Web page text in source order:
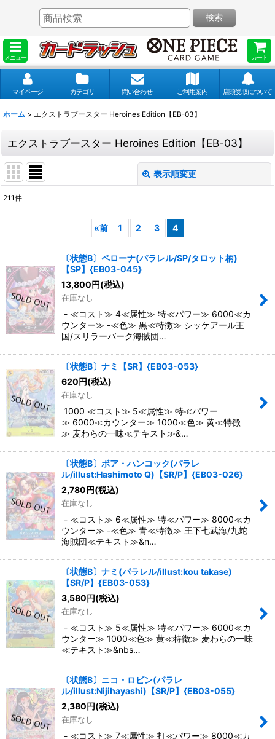
メニュー カート
検索
マイページ カテゴリ 問い合わせ ご利用案内 店頭受取について
ホーム > エクストラブースター Heroines Edition【EB-03】
エクストラブースター Heroines Edition【EB-03】
表示順変更
絞り込む
211件
«前 1 2 3 4
〔状態B〕ペローナ(パラレル/SP/タロット柄)
【SP】{EB03-045}
13,800円(税込)
在庫なし
- ≪コスト≫ 4≪属性≫ 特≪パワー≫ 6000≪カ
ウンター≫ -≪色≫ 黒≪特徴≫ シッケアール王
国/スリラーバーク海賊団…
〔状態B〕ナミ【SR】{EB03-053}
620円(税込)
在庫なし
1000 ≪コスト≫ 5≪属性≫ 特≪パワー
≫ 6000≪カウンター≫ 1000≪色≫ 黄≪特徴
≫ 麦わらの一味≪テキスト≫&…
〔状態B〕ボア・ハンコック(パラレ
ル/illust:Hashimoto Q)【SR/P】{EB03-026}
2,780円(税込)
在庫なし
- ≪コスト≫ 6≪属性≫ 特≪パワー≫ 8000≪カ
ウンター≫ -≪色≫ 青≪特徴≫ 王下七武海/九蛇
海賊団≪テキスト≫&n…
〔状態B〕ナミ(パラレル/illust:kou takase)
【SR/P】{EB03-053}
3,580円(税込)
在庫なし
- ≪コスト≫ 5≪属性≫ 特≪パワー≫ 6000≪カ
ウンター≫ 1000≪色≫ 黄≪特徴≫ 麦わらの一味
≪テキスト≫&nbs…
〔状態B〕ニコ・ロビン(パラレ
ル/illust:Nijihayashi)【SR/P】{EB03-055}
2,380円(税込)
在庫なし
- ≪コスト≫ 7≪属性≫ 打≪パワー≫ 8000≪カ